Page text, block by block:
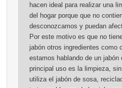
hacen ideal para realizar una
del hogar porque que no
desconozcamos y puedan
Por este motivo es que no
jabón otros ingredientes como
estamos hablando de un
principal uso es la limpieza,
utiliza el jabón de sosa,